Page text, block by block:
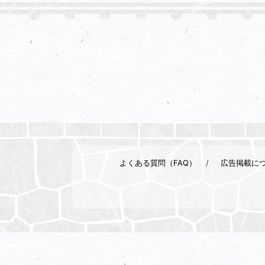
よくある質問（FAQ） 広告掲載に